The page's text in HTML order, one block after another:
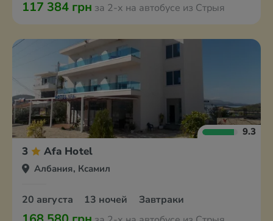
117 384 грн за 2-х на автобусе из Стрыя
9.3
3 Afa Hotel
Албания, Ксамил
20 августа 13 ночей Завтраки